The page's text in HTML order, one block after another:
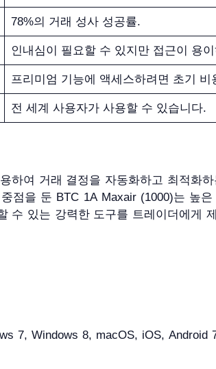
78%의 거래 성사 성공률.
인내심이 필요할 수 있지만 접근이 용
프리미엄 기능에 액세스하려면 초기
전 세계 사용자가 사용할 수 있습니다.
하여 거래 결정을 자동화하고 최적화
점을 둔 BTC 1A Maxair (1000)는 높
수 있는 강력한 도구를 트레이더에게
7, Windows 8, macOS, iOS,